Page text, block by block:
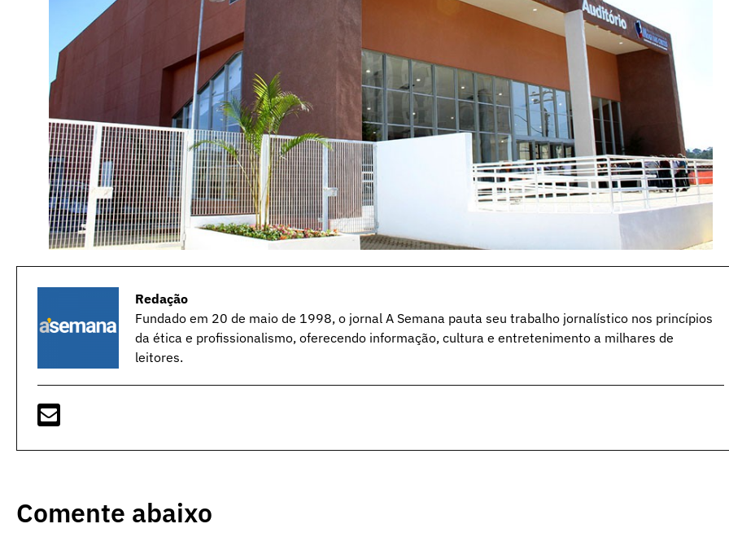
Redação
Fundado em 20 de maio de 1998, o jornal A Semana pauta seu trabalho jornalístico nos princípios
da ética e profissionalismo, oferecendo informação, cultura e entretenimento a milhares de
leitores.
Comente abaixo